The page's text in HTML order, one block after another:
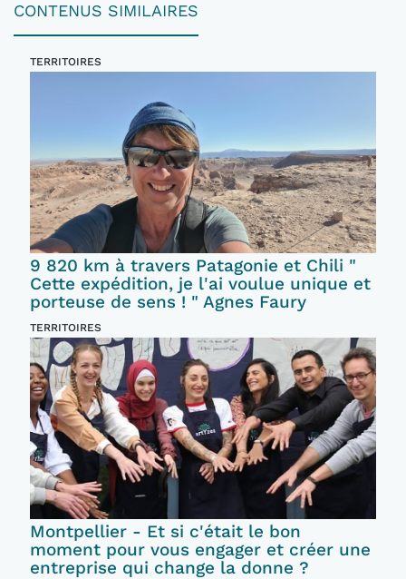
CONTENUS SIMILAIRES
TERRITOIRES
9 820 km à travers Patagonie et Chili "
Cette expédition, je l'ai voulue unique et
porteuse de sens ! " Agnes Faury
TERRITOIRES
Montpellier - Et si c'était le bon
moment pour vous engager et créer une
entreprise qui change la donne ?